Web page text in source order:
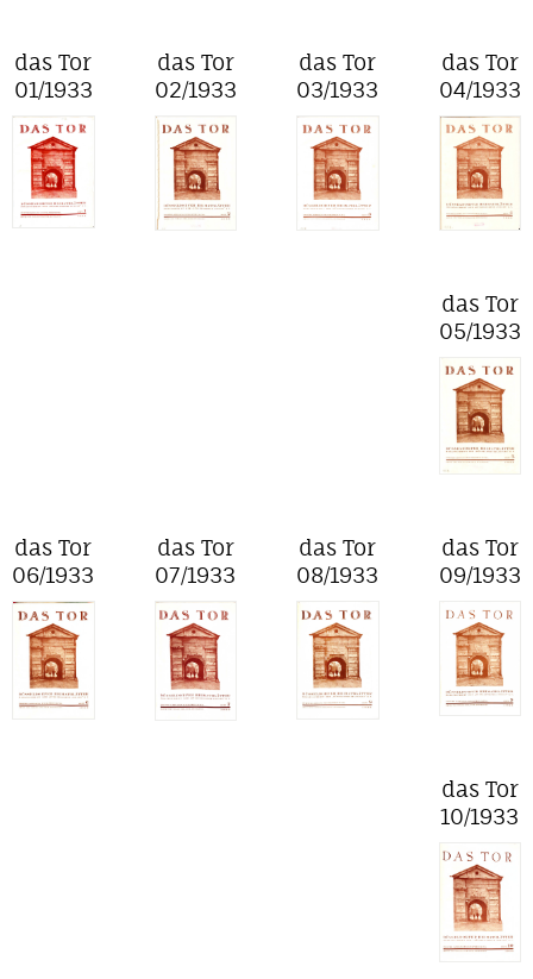
das Tor
01/1933
das Tor
02/1933
das Tor
03/1933
das Tor
04/1933
das Tor
05/1933
das Tor
06/1933
das Tor
07/1933
das Tor
08/1933
das Tor
09/1933
das Tor
10/1933